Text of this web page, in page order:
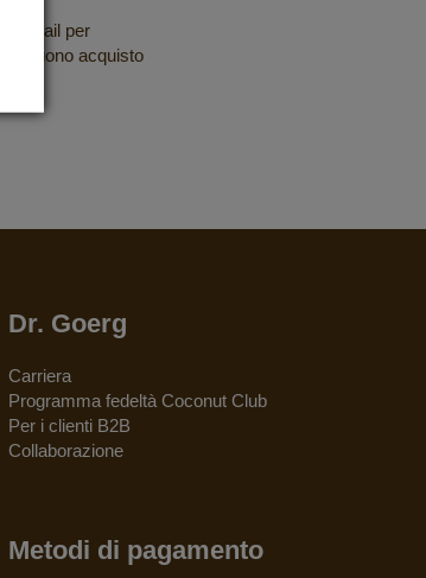
e-mail per
buono acquisto
Dr. Goerg
Carriera
Programma fedeltà Coconut Club
Per i clienti B2B
Collaborazione
Metodi di pagamento